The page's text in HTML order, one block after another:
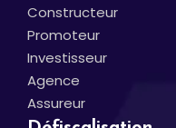
Constructeur
Promoteur
Investisseur
Agence
Assureur